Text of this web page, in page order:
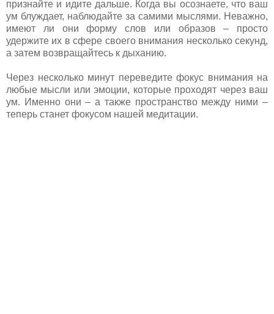
признайте и идите дальше. Когда вы осознаете, что ваш
ум блуждает, наблюдайте за самими мыслями. Неважно,
имеют ли они форму слов или образов – просто
удержите их в сфере своего внимания несколько секунд,
а затем возвращайтесь к дыханию.
Через несколько минут переведите фокус внимания на
любые мысли или эмоции, которые проходят через ваш
ум. Именно они – а также пространство между ними –
теперь станет фокусом нашей медитации.